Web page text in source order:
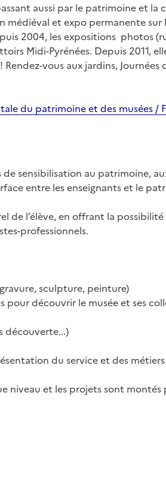
aussi par le patrimoine et la
médiéval et expo permanente sur
2004, les expositions photos
Midi-Pyrénées. Depuis 2011,
vous aux jardins, Journées
du patrimoine et des musées /
sensibilisation au patrimoine,
entre les enseignants et le
de l’élève, en offrant la possibilité
professionnels.
sculpture, peinture)
pour découvrir le musée et ses
découverte...)
du service et des
niveau et les projets sont montés